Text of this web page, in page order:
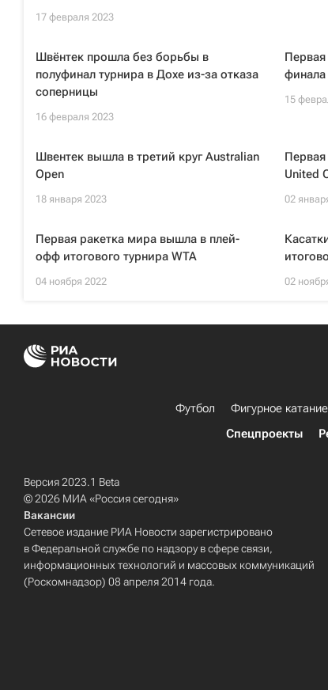
17 февраля 2023
Швёнтек прошла без борьбы в
полуфинал турнира в Дохе из-за отказа
соперницы
16 февраля 2023
финала
15
Швентек вышла в третий круг Australian
Open
18 января 2023
United
02
Первая ракетка мира вышла в плей-
офф итогового турнира WTA
04 ноября 2022 02
Футбол Фигурное катание
Спецпроекты
Версия 2023.1 Beta
© 2026 МИА «Россия сегодня»
Вакансии
Сетевое издание РИА Новости зарегистрировано
в Федеральной службе по надзору в сфере связи,
информационных технологий и массовых коммуникаций
(Роскомнадзор) 08 апреля 2014 года.